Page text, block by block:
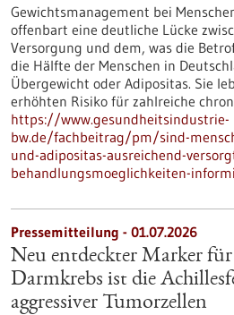
Gewichtsmanagement bei
offenbart eine deutliche Lücke
Versorgung und dem, was die
die Hälfte der Menschen in
Übergewicht oder Adipositas. Sie
erhöhten Risiko für zahlreiche
https://www.gesundheitsindustrie-
bw.de/fachbeitrag/pm/sind-
und-adipositas-ausreichend-
behandlungsmoeglichkeiten-
Pressemitteilung - 01.07.2026
Neu entdeckter Marker
Darmkrebs ist die
aggressiver Tumorzellen